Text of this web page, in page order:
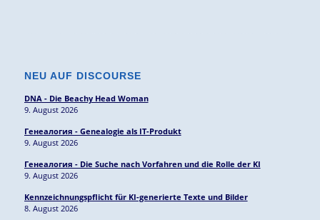
NEU AUF DISCOURSE
DNA - Die Beachy Head Woman
9. August 2026
Генеалогия - Genealogie als IT-Produkt
9. August 2026
Генеалогия - Die Suche nach Vorfahren und die Rolle der KI
9. August 2026
Kennzeichnungspflicht für KI-generierte Texte und Bilder
8. August 2026